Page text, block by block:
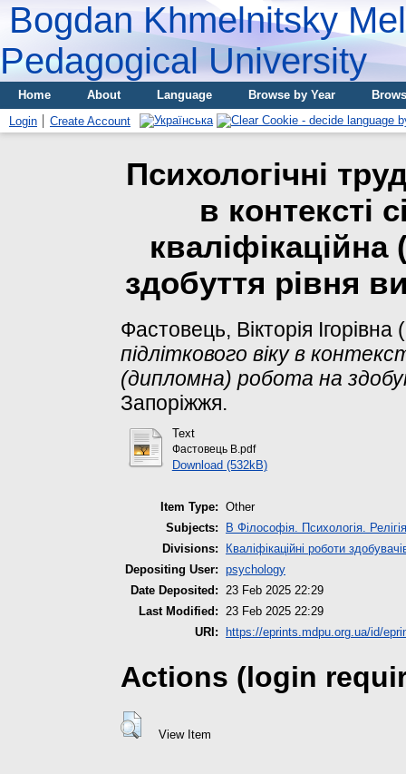
Bogdan Khmelnitsky
Pedagogical University
Home About Language Browse by Year
Login
Create Account
Психологічні
в контексті
здобуття рівня
Фастовець, Вікторія Ігорівна
підліткового віку в
(дипломна) робота на
Запоріжжя.
Text
Фастовець В.pdf
Download (532kB)
Item Type: Other
Subjects:
B Філософія. Психологія. Релігія
Divisions:
Кваліфікаційні роботи
Depositing User: psychology
Date Deposited:
23 Feb 2025 22:29
Last Modified:
23 Feb 2025 22:29
URI:
https://eprints.mdpu.org.ua/id/
Actions (login
View Item